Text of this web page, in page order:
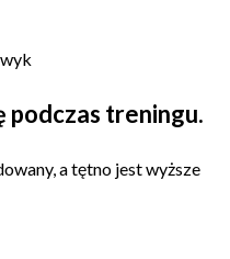
podczas treningu.
a tętno jest wyższe